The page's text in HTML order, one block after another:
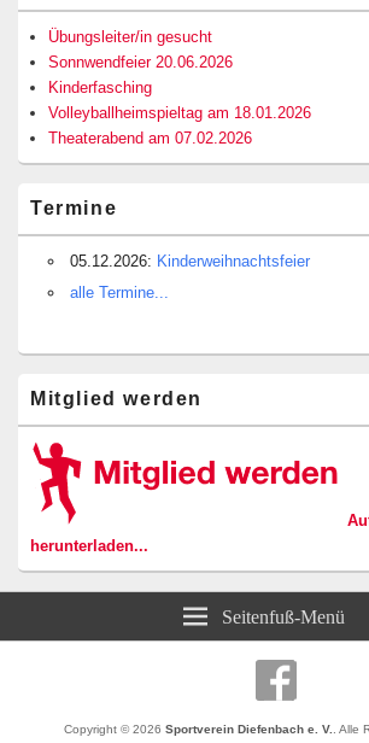
Widgetbereich
Übungsleiter/in gesucht
Sonnwendfeier 20.06.2026
Kinderfasching
Volleyballheimspieltag am 18.01.2026
Theaterabend am 07.02.2026
Termine
05.12.2026: Kinderweihnachtsfeier
alle Termine...
Mitglied werden
herunterladen...
Seitenfuß-Menü
Copyright © 2026 Sportverein Diefenbach e. V. . Alle